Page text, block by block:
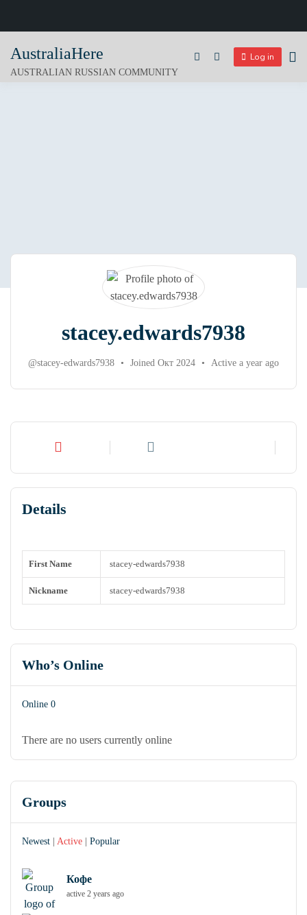
content
AustraliaHere
AUSTRALIAN RUSSIAN COMMUNITY
Log in
stacey.edwards7938
@stacey-edwards7938 • Joined Окт 2024 • Active a year ago
Documents
Details
First Name stacey-edwards7938
Nickname stacey-edwards7938
Who’s Online
Online 0
There are no users currently online
Groups
Newest Active Popular
Кофе
active 2 years ago